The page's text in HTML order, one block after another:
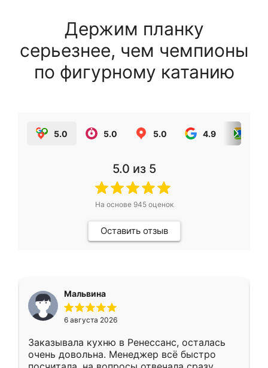
Держим планку
серьезнее, чем чемпионы
по фигурному катанию
5.0 5.0 5.0 4.9
5.0 из 5
На основе 945оценок
Оставить отзыв
Мальвина
6 августа 2026
Заказывала кухню в Ренессанс, осталась
очень довольна. Менеджер всё быстро